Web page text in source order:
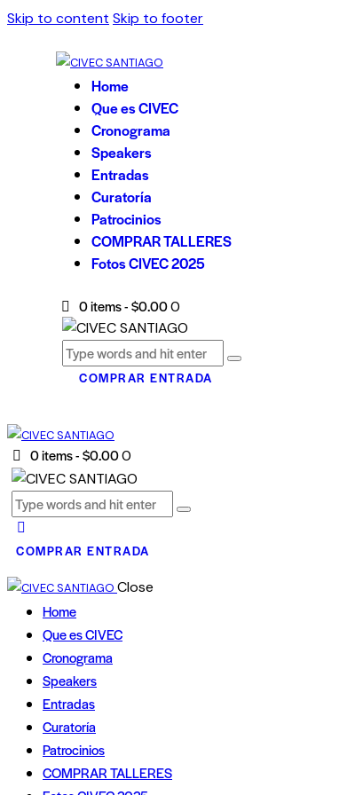
Skip to content Skip to footer
Home
Que es CIVEC
Cronograma
Speakers
Entradas
Curatoría
Patrocinios
COMPRAR TALLERES
Fotos CIVEC 2025
0 items- $0.000
COMPRAR ENTRADA
0 items- $0.000
COMPRAR ENTRADA
Close
Home
Que es CIVEC
Cronograma
Speakers
Entradas
Curatoría
Patrocinios
COMPRAR TALLERES